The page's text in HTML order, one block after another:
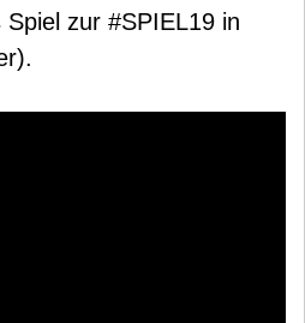
zur #SPIEL19 in